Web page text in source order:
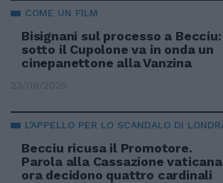
COME UN FILM
Bisignani sul processo a Becciu:
sotto il Cupolone va in onda un
cinepanettone alla Vanzina
23/09/2025
L’APPELLO PER LO SCANDALO DI
Becciu ricusa il Promotore.
Parola alla Cassazione
ora decidono quattro cardinali